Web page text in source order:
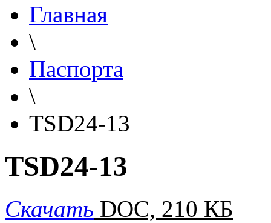
Главная
\
Паспорта
\
TSD24-13
TSD24-13
Скачать DOC, 210 КБ